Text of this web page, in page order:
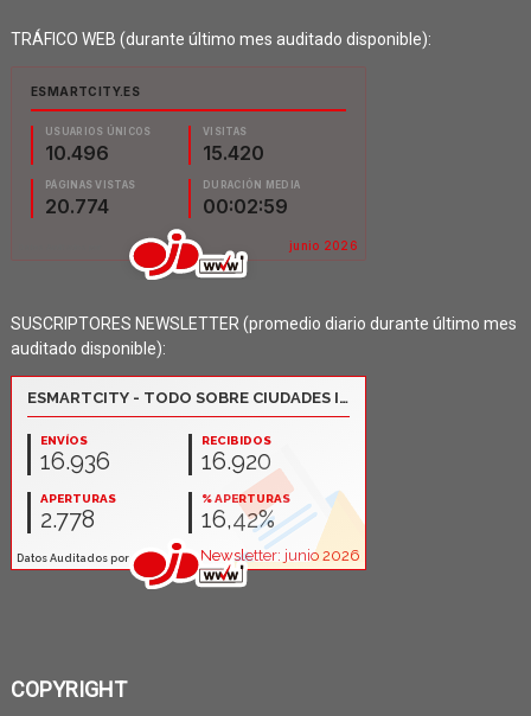
TRÁFICO WEB (durante último mes auditado disponible):
SUSCRIPTORES NEWSLETTER (promedio diario durante último mes
auditado disponible):
COPYRIGHT